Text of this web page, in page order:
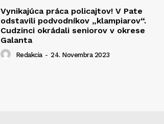
Vynikajúca práca policajtov! V Pate
odstavili podvodníkov „klampiarov“.
Cudzinci okrádali seniorov v okrese
Galanta
Redakcia - 24. Novembra 2023